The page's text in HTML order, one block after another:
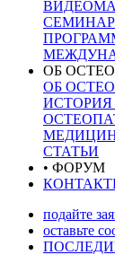
ОБ
ОБ
СТАТЬИ
• ФОРУМ
подайте
оставьте